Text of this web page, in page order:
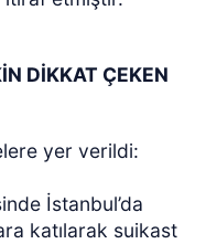
DİKKAT ÇEKEN
yer verildi:
İstanbul’da
katılarak suikast